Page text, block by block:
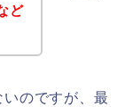
ど
のですが、最